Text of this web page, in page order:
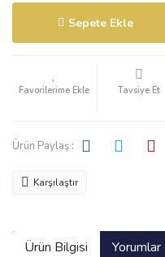
Sepete Ekle
Tavsiye Et
Ürün Paylaş :
Karşılaştır
Ürün Bilgisi Yorumlar